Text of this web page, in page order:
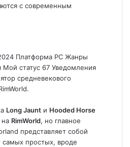
с современным
Платформа PC Жанры
Мой статус 67 Уведомления
средневекового
.
Long Jaunt и Hooded Horse
RimWorld, но главное
представляет собой
самых простых, вроде